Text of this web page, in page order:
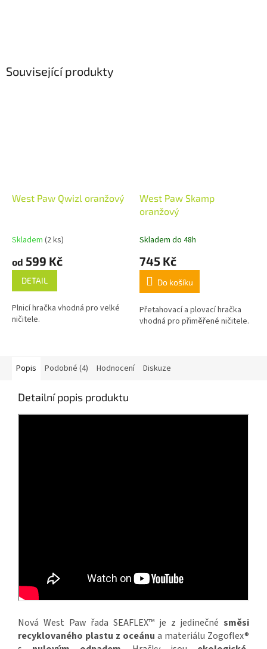
Související produkty
West Paw Qwizl oranžový
Skladem (2 ks)
od 599 Kč
DETAIL
Plnicí hračka vhodná pro velké
ničitele.
West Paw Skamp
oranžový
Skladem do 48h
745 Kč
Do košíku
Přetahovací a plovací hračka
vhodná pro přiměřené ničitele.
Popis Podobné (4) Hodnocení Diskuze
Detailní popis produktu
Nová West Paw řada SEAFLEX™ je z jedinečné směsi
recyklovaného plastu z oceánu a materiálu Zogoflex®